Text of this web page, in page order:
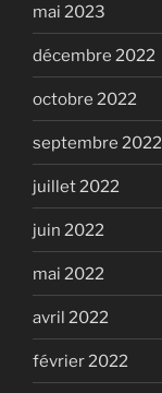
mai 2023
décembre 2022
octobre 2022
septembre 2022
juillet 2022
juin 2022
mai 2022
avril 2022
février 2022